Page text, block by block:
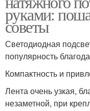
руками:
советы
Светодиодная
популярность
Компактность и
Лента очень узкая,
незаметной, при